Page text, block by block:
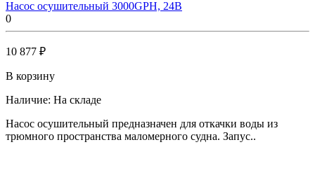
Насос осушительный 3000GPH, 24В
0
10 877 ₽
В корзину
Наличие: На складе
Насос осушительный предназначен для откачки воды из
трюмного пространства маломерного судна. Запус..